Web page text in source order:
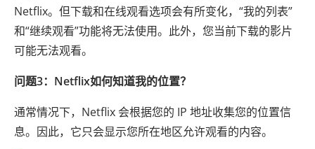
Netflix。但下载和在线观看选项会有所变化，“我的列表”
和“继续观看”功能将无法使用。此外，您当前下载的影片
可能无法观看。
问题3：Netflix如何知道我的位置？
通常情况下，Netflix 会根据您的 IP 地址收集您的位置信
息。因此，它只会显示您所在地区允许观看的内容。